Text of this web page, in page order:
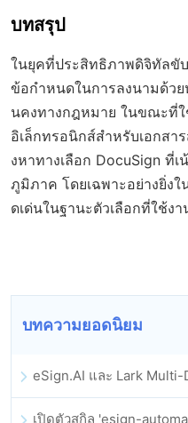
บทสรุป
ในยุคที่ประสิทธิภาพดิจิทัลขั
ข้อกำหนดในการลงนามด้ว
นคงทางกฎหมาย ในขณะที่ใ
อิเล็กทรอนิกส์สำหรับเอกส
งหาทางเลือก DocuSign ที่
ภูมิภาค โดยเฉพาะอย่างยิ่งใ
ดเด่นในฐานะตัวเลือกที่ใช้ง
บทความยอดนิยม